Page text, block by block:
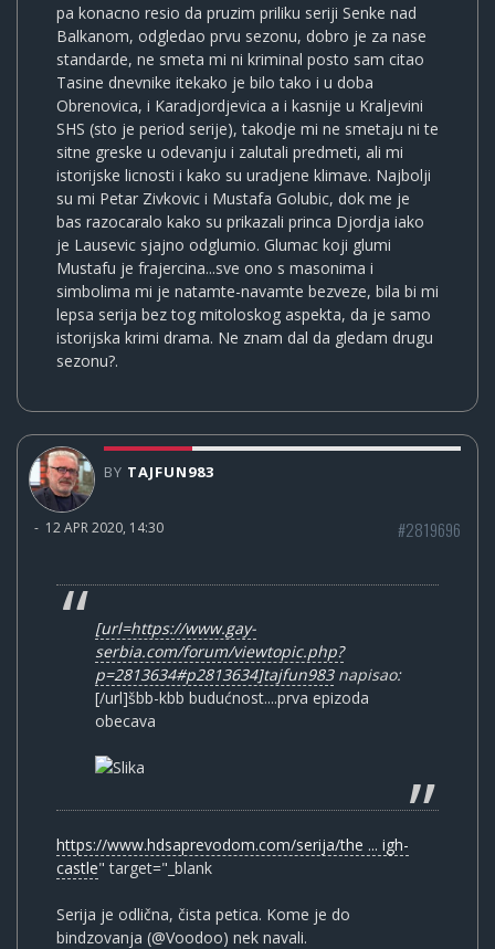
pa konacno resio da pruzim priliku seriji Senke nad
Balkanom, odgledao prvu sezonu, dobro je za nase
standarde, ne smeta mi ni kriminal posto sam citao
Tasine dnevnike itekako je bilo tako i u doba
Obrenovica, i Karadjordjevica a i kasnije u Kraljevini
SHS (sto je period serije), takodje mi ne smetaju ni te
sitne greske u odevanju i zalutali predmeti, ali mi
istorijske licnosti i kako su uradjene klimave. Najbolji
su mi Petar Zivkovic i Mustafa Golubic, dok me je
bas razocaralo kako su prikazali princa Djordja iako
je Lausevic sjajno odglumio. Glumac koji glumi
Mustafu je frajercina...sve ono s masonima i
simbolima mi je natamte-navamte bezveze, bila bi mi
lepsa serija bez tog mitoloskog aspekta, da je samo
istorijska krimi drama. Ne znam dal da gledam drugu
sezonu?.
BY TAJFUN983
- 12 APR 2020, 14:30 #2819696
[url=https://www.gay-
serbia.com/forum/viewtopic.php?
p=2813634#p2813634]tajfun983napisao:
[/url]šbb-kbb budućnost....prva epizoda
obecava
https://www.hdsaprevodom.com/serija/the ... igh-
castle" target="_blank
Serija je odlična, čista petica. Kome je do
bindzovanja (@Voodoo) nek navali.